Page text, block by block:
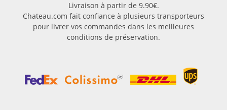
Livraison à partir de 9.90€.
Chateau.com fait confiance à plusieurs transporteurs
pour livrer vos commandes dans les meilleures
conditions de préservation.